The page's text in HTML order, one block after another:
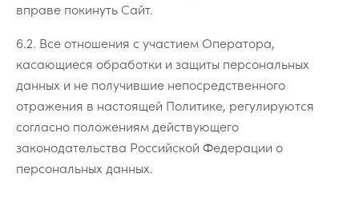
вправе покинуть Сайт.
6.2. Все отношения с участием Оператора,
касающиеся обработки и защиты персональных
данных и не получившие непосредственного
отражения в настоящей Политике, регулируются
согласно положениям действующего
законодательства Российской Федерации о
персональных данных.